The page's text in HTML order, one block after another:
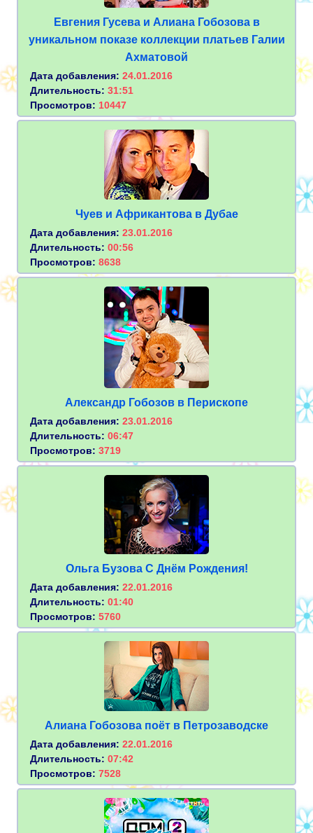
Евгения Гусева и Алиана Гобозова в
уникальном показе коллекции платьев Галии
Ахматовой
Дата добавления: 24.01.2016
Длительность: 31:51
Просмотров: 10447
Чуев и Африкантова в Дубае
Дата добавления: 23.01.2016
Длительность: 00:56
Просмотров: 8638
Александр Гобозов в Перископе
Дата добавления: 23.01.2016
Длительность: 06:47
Просмотров: 3719
Ольга Бузова С Днём Рождения!
Дата добавления: 22.01.2016
Длительность: 01:40
Просмотров: 5760
Алиана Гобозова поёт в Петрозаводске
Дата добавления: 22.01.2016
Длительность: 07:42
Просмотров: 7528